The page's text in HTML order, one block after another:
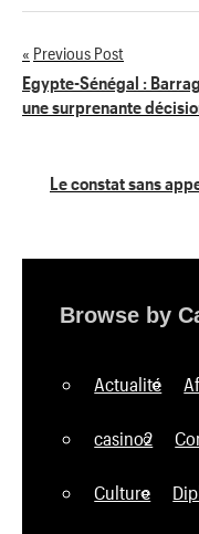
Navigation
de
Previous Post
Egypte-Sénégal :
une surprenante
Le constat sans
Browse by
Actualité
casino2
Culture